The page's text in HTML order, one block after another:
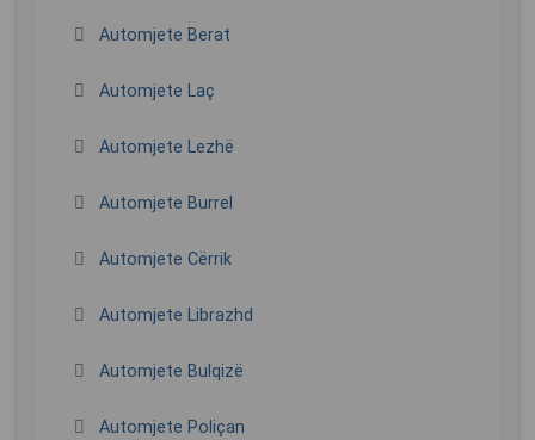
Automjete Berat
Automjete Laç
Automjete Lezhë
Automjete Burrel
Automjete Cërrik
Automjete Librazhd
Automjete Bulqizë
Automjete Poliçan